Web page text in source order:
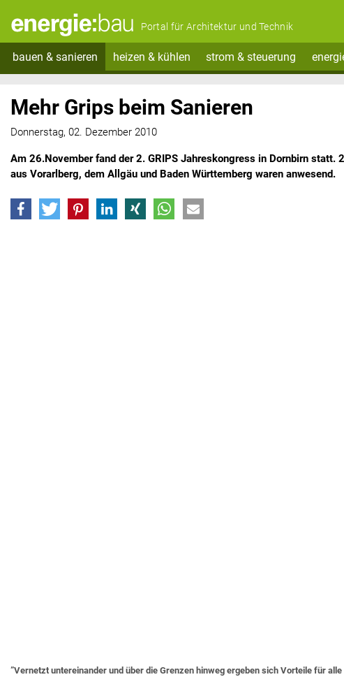
Portal für Architektur und Technik
bauen & sanieren heizen & kühlen strom & steuerung
Mehr Grips beim Sanieren
Donnerstag, 02. Dezember 2010
Am 26.November fand der 2. GRIPS Jahreskongress in Dornbirn statt.
aus Vorarlberg, dem Allgäu und Baden Württemberg waren anwesend.
”Vernetzt untereinander und über die Grenzen hinweg ergeben sich Vorteile für alle